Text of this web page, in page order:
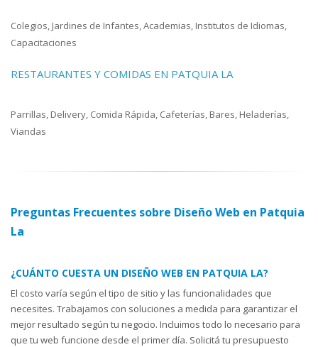
Colegios, Jardines de Infantes, Academias, Institutos de Idiomas,
Capacitaciones
RESTAURANTES Y COMIDAS EN PATQUIA LA
Parrillas, Delivery, Comida Rápida, Cafeterías, Bares, Heladerías,
Viandas
Preguntas Frecuentes sobre Diseño Web en Patquia
La
¿CUÁNTO CUESTA UN DISEÑO WEB EN PATQUIA LA?
El costo varía según el tipo de sitio y las funcionalidades que
necesites. Trabajamos con soluciones a medida para garantizar el
mejor resultado según tu negocio. Incluimos todo lo necesario para
que tu web funcione desde el primer día. Solicitá tu presupuesto